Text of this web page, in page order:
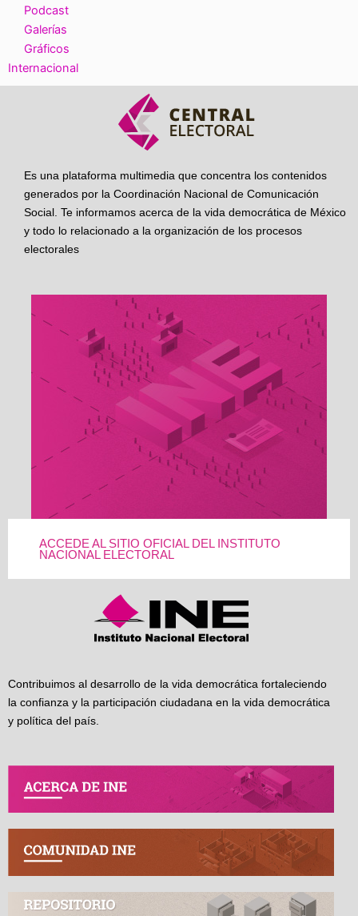
Podcast
Galerías
Gráficos
Internacional
Es una plataforma multimedia que concentra los contenidos
generados por la Coordinación Nacional de Comunicación
Social. Te informamos acerca de la vida democrática de México
y todo lo relacionado a la organización de los procesos
electorales
ACCEDE AL SITIO OFICIAL DEL INSTITUTO
NACIONAL ELECTORAL
Contribuimos al desarrollo de la vida democrática fortaleciendo
la confianza y la participación ciudadana en la vida democrática
y política del país.